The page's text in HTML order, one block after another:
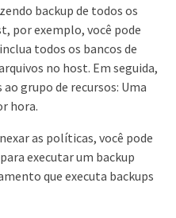
backup de todos os
por exemplo, você pode
todos os bancos de
no host. Em seguida,
grupo de recursos: Uma
hora.
as políticas, você pode
executar um backup
que executa backups